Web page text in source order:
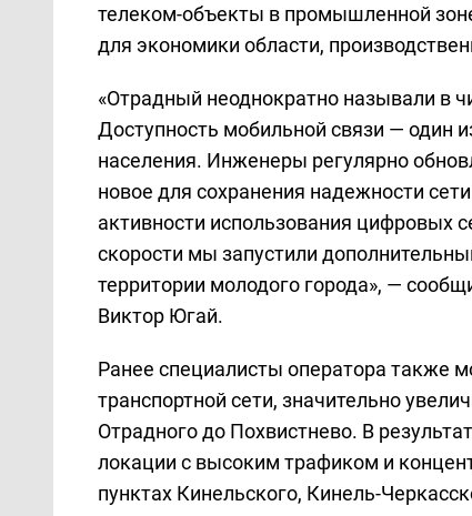
телеком-объекты в промышленной
для экономики области,
«Отрадный неоднократно называли в
Доступность мобильной связи — один
населения. Инженеры регулярно
новое для сохранения надежности
активности использования цифровых
скорости мы запустили
территории молодого города», —
Виктор Югай.
Ранее специалисты оператора также
транспортной сети, значительно
Отрадного до Похвистнево. В
локации с высоким трафиком и
пунктах Кинельского,